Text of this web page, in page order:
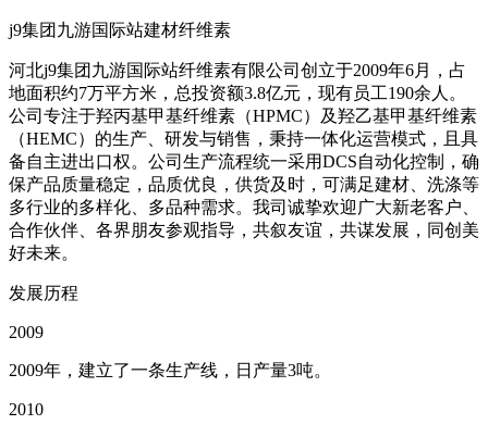
j9集团九游国际站建材纤维素
河北j9集团九游国际站纤维素有限公司创立于2009年6月，占
地面积约7万平方米，总投资额3.8亿元，现有员工190余人。
公司专注于羟丙基甲基纤维素（HPMC）及羟乙基甲基纤维素
（HEMC）的生产、研发与销售，秉持一体化运营模式，且具
备自主进出口权。公司生产流程统一采用DCS自动化控制，确
保产品质量稳定，品质优良，供货及时，可满足建材、洗涤等
多行业的多样化、多品种需求。我司诚挚欢迎广大新老客户、
合作伙伴、各界朋友参观指导，共叙友谊，共谋发展，同创美
好未来。
发展历程
2009
2009年，建立了一条生产线，日产量3吨。
2010